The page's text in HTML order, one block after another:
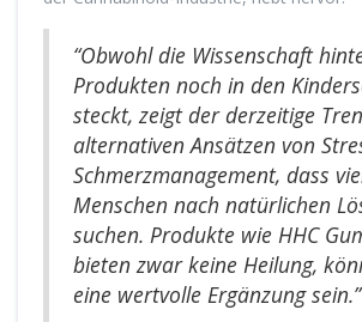
“Obwohl die Wissenschaft
Produkten noch in den
steckt, zeigt der derzeitige
alternativen Ansätzen von
Schmerzmanagement, dass
Menschen nach natürlichen
suchen. Produkte wie HHC
bieten zwar keine Heilung,
eine wertvolle Ergänzung sein.”